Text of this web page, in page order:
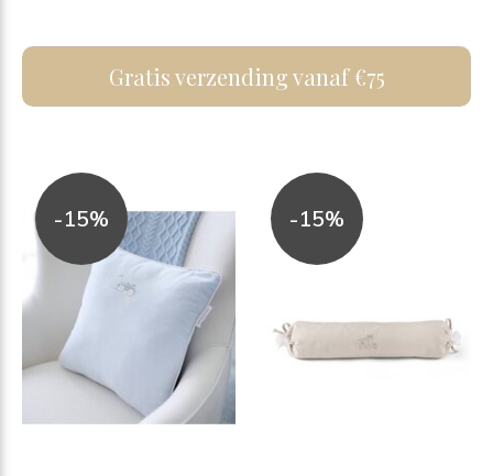
Gratis verzending vanaf €75
-15% -15%